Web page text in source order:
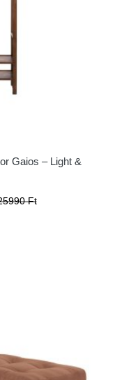
Gaios – Light &
Ft